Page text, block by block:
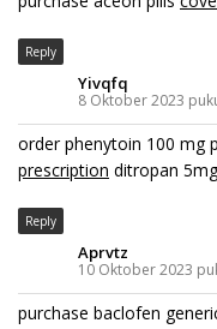
Reply
Yivqfq
8 Oktober 2023
order phenytoin 100 mg
prescription ditropan
Reply
Aprvtz
10 Oktober 2023
purchase baclofen